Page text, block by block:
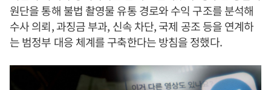
원단을 통해 불법 촬영물 유통 경로와 수익 구조를 분석해
수사 의뢰, 과징금 부과, 신속 차단, 국제 공조 등을 연계하
는 범정부 대응 체계를 구축한다는 방침을 정했다.